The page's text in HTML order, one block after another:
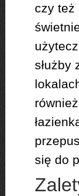
czy też
służby
się do